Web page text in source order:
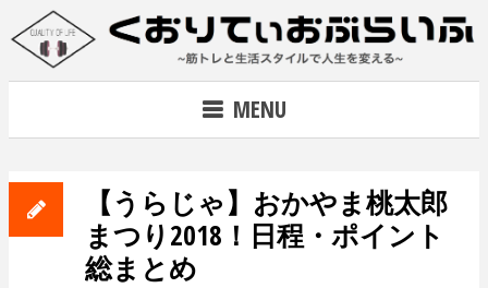
Skip
MENU
【うらじゃ】おかやま桃太郎
まつり2018！日程・ポイント
総まとめ